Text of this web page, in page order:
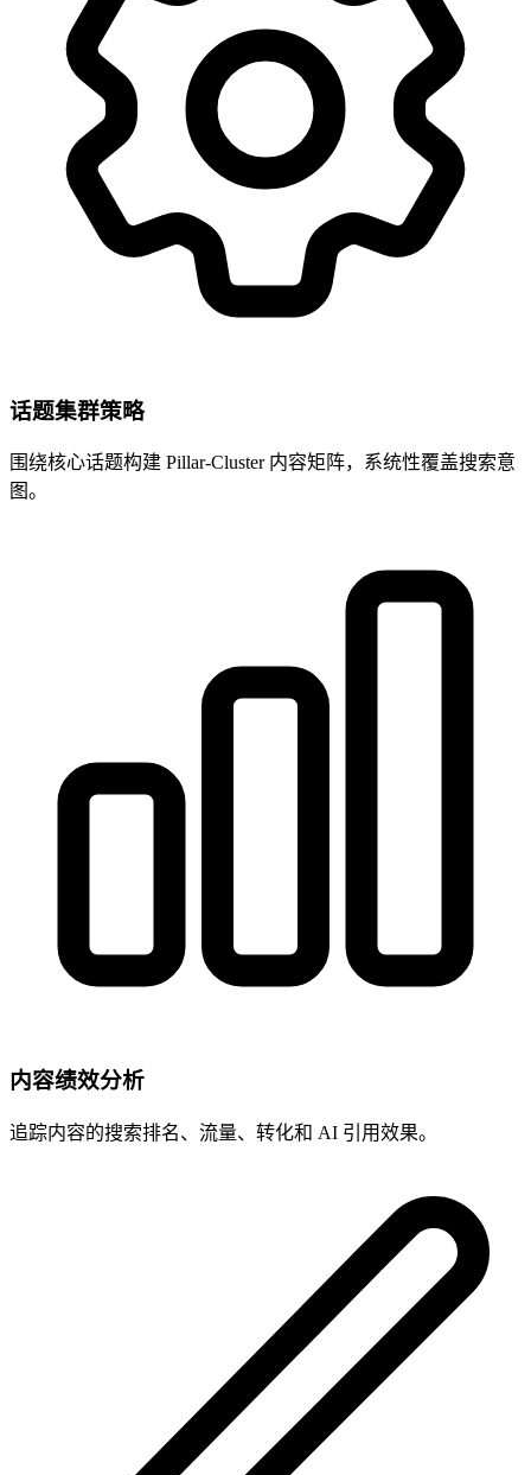
话题集群策略
围绕核心话题构建 Pillar-Cluster 内容矩阵，系统性覆盖搜索意
图。
内容绩效分析
追踪内容的搜索排名、流量、转化和 AI 引用效果。